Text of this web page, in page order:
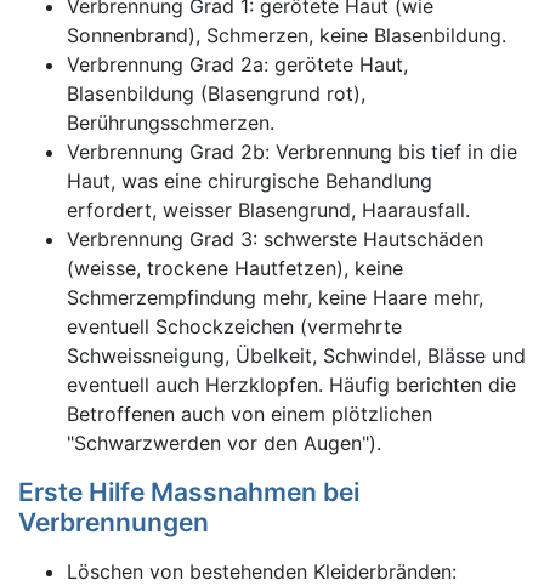
Verbrennung Grad 1: gerötete Haut (wie
Sonnenbrand), Schmerzen, keine Blasenbildung.
Verbrennung Grad 2a: gerötete Haut,
Blasenbildung (Blasengrund rot),
Berührungsschmerzen.
Verbrennung Grad 2b: Verbrennung bis tief in die
Haut, was eine chirurgische Behandlung
erfordert, weisser Blasengrund, Haarausfall.
Verbrennung Grad 3: schwerste Hautschäden
(weisse, trockene Hautfetzen), keine
Schmerzempfindung mehr, keine Haare mehr,
eventuell Schockzeichen (vermehrte
Schweissneigung, Übelkeit, Schwindel, Blässe und
eventuell auch Herzklopfen. Häufig berichten die
Betroffenen auch von einem plötzlichen
"Schwarzwerden vor den Augen").
Erste Hilfe Massnahmen bei
Verbrennungen
Löschen von bestehenden Kleiderbränden: